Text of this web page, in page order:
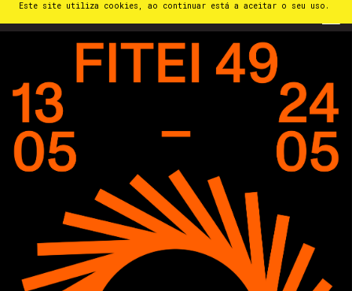
Este site utiliza cookies, ao continuar está a aceitar o seu uso.